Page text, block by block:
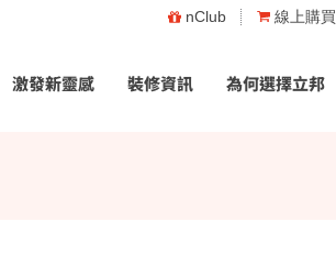
nClub 線上購買
激發新靈感 裝修資訊 為何選擇立邦